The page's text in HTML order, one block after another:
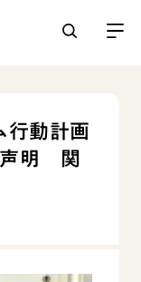
行動計画
声明 関